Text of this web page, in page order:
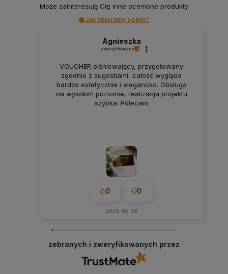
Może zainteresują Cię inne ocenione produkty
Jak zbieramy opinie?
Agnieszka
zweryfikowano
VOUCHER olśniewający, przygotowany
zgodnie z sugestiami, całość wygląda
bardzo estetycznie i elegancko. Obsługa
na wysokim poziomie, realizacja projektu
szybka. Polecam
0 0
2026-05-28
zebranych i zweryfikowanych przez